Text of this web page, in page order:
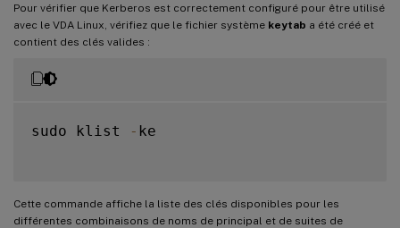
Pour vérifier que Kerberos est correctement configuré pour être utilisé
avec le VDA Linux, vérifiez que le fichier système keytab a été créé et
contient des clés valides :
sudo klist - ke
Cette commande affiche la liste des clés disponibles pour les
différentes combinaisons de noms de principal et de suites de